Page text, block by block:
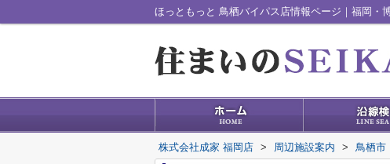
ほっともっと 鳥栖バイパス店情報ページ｜福岡・
株式会社成家 福岡店 > 周辺施設案内 > 鳥栖市